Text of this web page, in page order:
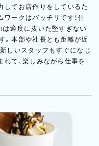
してお店作りをしているた
ークはバッチリです！仕
は適度に抜いた堅すぎない
。本部や社長とも距離が近
しいスタッフもすぐになじ
て、楽しみながら仕事を